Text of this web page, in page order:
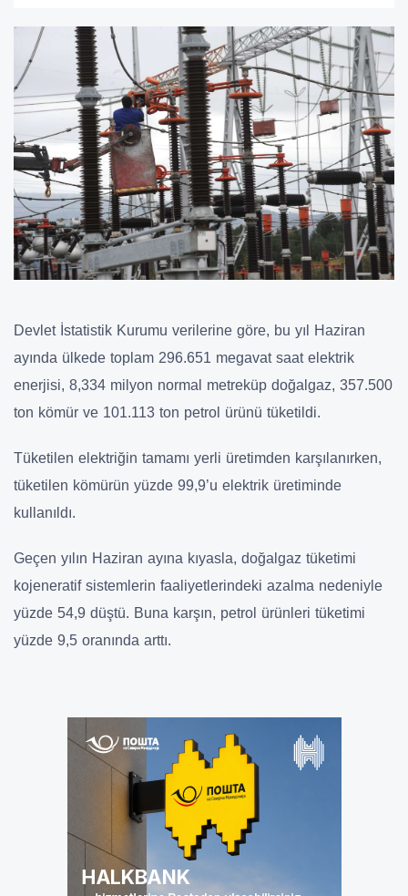
Devlet İstatistik Kurumu verilerine göre, bu yıl Haziran
ayında ülkede toplam 296.651 megavat saat elektrik
enerjisi, 8,334 milyon normal metreküp doğalgaz, 357.500
ton kömür ve 101.113 ton petrol ürünü tüketildi.
Tüketilen elektriğin tamamı yerli üretimden karşılanırken,
tüketilen kömürün yüzde 99,9’u elektrik üretiminde
kullanıldı.
Geçen yılın Haziran ayına kıyasla, doğalgaz tüketimi
kojeneratif sistemlerin faaliyetlerindeki azalma nedeniyle
yüzde 54,9 düştü. Buna karşın, petrol ürünleri tüketimi
yüzde 9,5 oranında arttı.